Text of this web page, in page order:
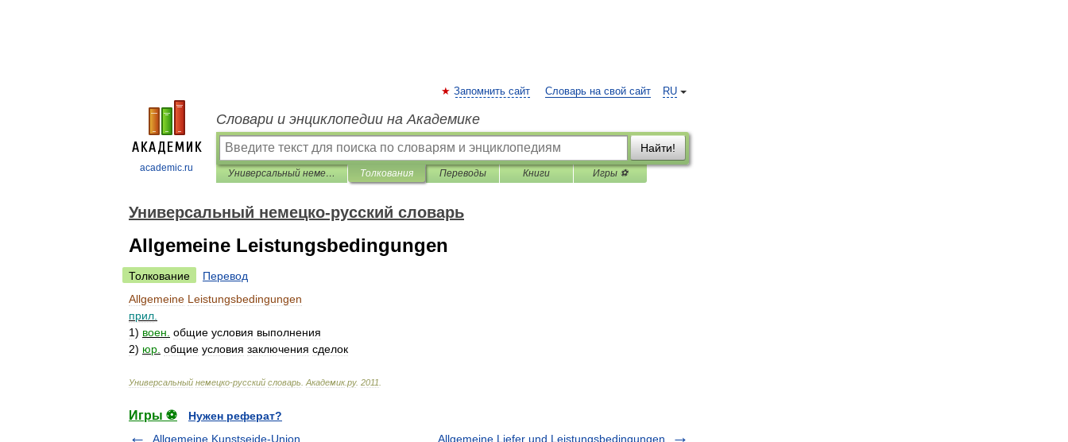
academic.ru
RU
Запомнить сайт Словарь на свой сайт
Словари и энциклопедии на Академике
Найти!
Универсальный немецко-русский словарь Толкования Переводы Книги Игры ⚽
Универсальный немецко-русский словарь
Allgemeine Leistungsbedingungen
Толкование
Перевод
Allgemeine Leistungsbedingungen
прил
1) воен общие условия выполнения
2) юр общие условия заключения сделок
Универсальный немецко-русский словарь Академик.ру. 2011
Игры ⚽
Нужен реферат?
Allgemeine Kunstseide-Union
Allgemeine Liefer und Leistungsbedingungen